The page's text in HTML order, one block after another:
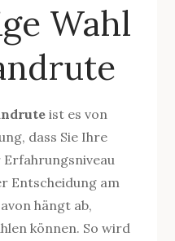
Wahl
ist es von
dass Sie Ihre
Entscheidung am
hängt ab,
können. So wird